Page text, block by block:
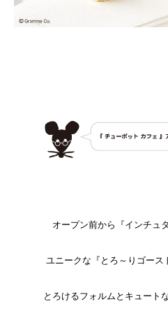
オープン前から『インチュ
ユニークな『とろ～りゴース
とろけるフォルムとキュート